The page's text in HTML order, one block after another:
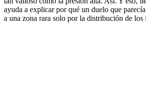
ayuda a explicar por qué un duelo que
a una zona rara solo por la distribución de los